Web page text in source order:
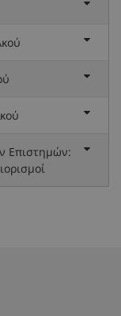
Επιστημών: